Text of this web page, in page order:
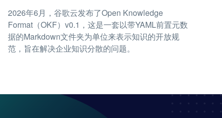
2026年6月，谷歌云发布了Open Knowledge
Format（OKF）v0.1，这是一套以带YAML前置元数
据的Markdown文件夹为单位来表示知识的开放规
范，旨在解决企业知识分散的问题。